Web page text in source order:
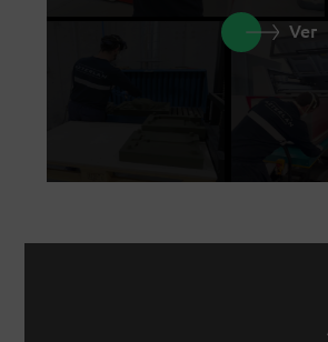
Ver